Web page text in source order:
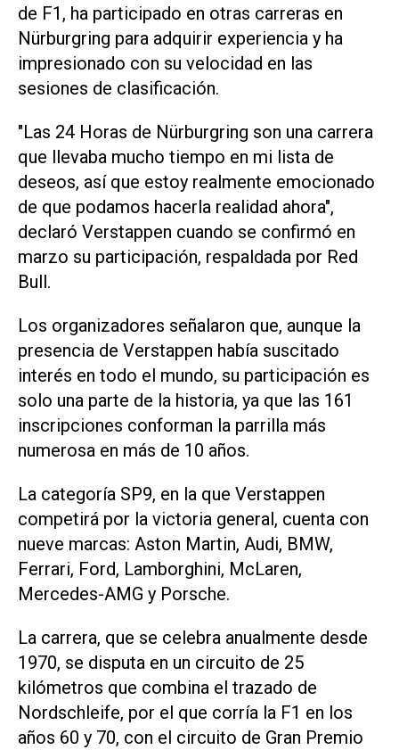
de F1, ha participado en otras carreras en
Nürburgring para adquirir experiencia y ha
impresionado con su velocidad en las
sesiones de clasificación.
"Las 24 Horas de ⁠Nürburgring son una carrera
que llevaba mucho tiempo en mi lista de
deseos, así que estoy realmente emocionado
de que podamos hacerla realidad ahora",
declaró Verstappen cuando se confirmó en
marzo su participación, respaldada por Red
Bull.
Los organizadores señalaron que, aunque la
presencia de Verstappen había suscitado
interés en ‌todo el mundo, su participación es
solo una parte de la historia, ya que las 161
inscripciones conforman la parrilla más
numerosa en más de 10 años.
La categoría SP9, en la que Verstappen
competirá por la victoria general, cuenta ‌con
nueve marcas: Aston Martin, Audi, BMW,
Ferrari, Ford, Lamborghini, McLaren,
Mercedes-AMG y Porsche.
La carrera, que se celebra anualmente desde
‌1970, se disputa ⁠en un circuito de 25
kilómetros que combina el trazado de
Nordschleife, por el ​que corría la F1 en los
años 60 y 70, con el circuito de Gran Premio